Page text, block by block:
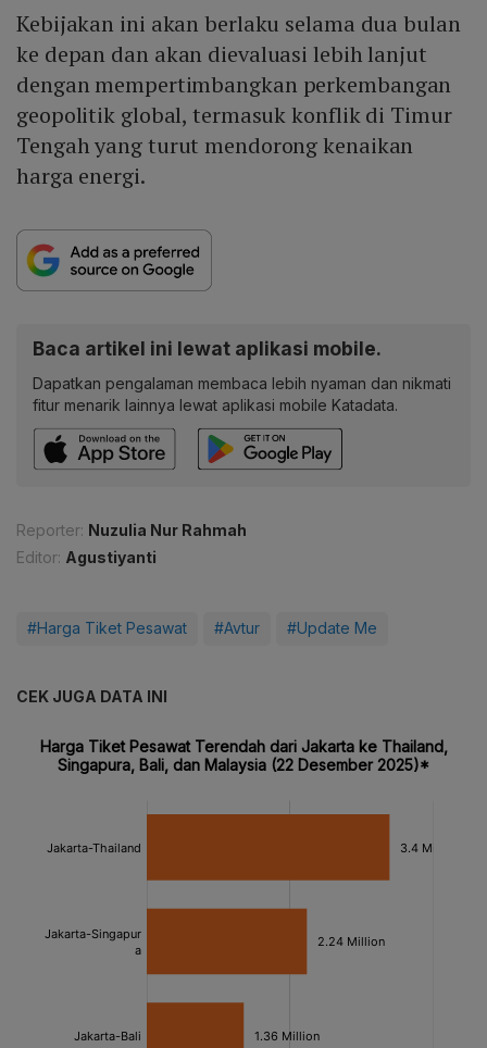
Kebijakan ini akan berlaku selama dua bulan
ke depan dan akan dievaluasi lebih lanjut
dengan mempertimbangkan perkembangan
geopolitik global, termasuk konflik di Timur
Tengah yang turut mendorong kenaikan
harga energi.
Baca artikel ini lewat aplikasi mobile.
Dapatkan pengalaman membaca lebih nyaman dan nikmati
fitur menarik lainnya lewat aplikasi mobile Katadata.
Reporter: Nuzulia Nur Rahmah
Editor: Agustiyanti
#Harga Tiket Pesawat #Avtur #Update Me
CEK JUGA DATA INI